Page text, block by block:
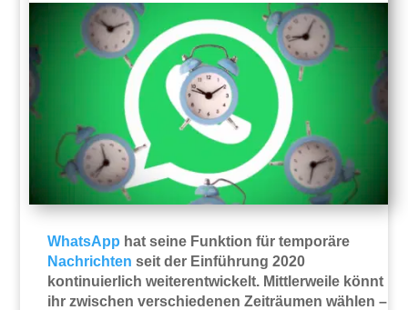
WhatsApp hat seine Funktion für temporäre
Nachrichten seit der Einführung 2020
kontinuierlich weiterentwickelt. Mittlerweile könnt
ihr zwischen verschiedenen Zeiträumen wählen –